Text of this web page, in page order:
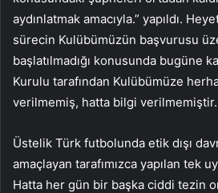
aydınlatmak amacıyla.” yapıldı.
sürecin Kulübümüzün başvurusu
başlatılmadığı konusunda bugüne
Kurulu tarafından Kulübümüze
verilmemiş, hatta bilgi verilmemiştir.
Üstelik Türk futbolunda etik dışı
amaçlayan tarafımızca yapılan tek
Hatta her gün bir başka ciddi tezin